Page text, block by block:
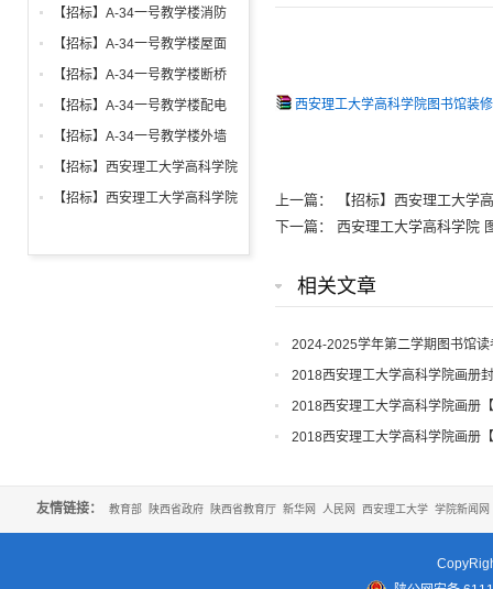
西安理工大学高科学院图书馆装
上一篇：
【招标】西安理工大学
下一篇： 西安理工大学高科学院
相关文章
2024-2025学年第二学期图书馆读
2018西安理工大学高科学院画册
2018西安理工大学高科学院画册
2018西安理工大学高科学院画册
公告
【招标】A-34一号教学楼消防
给水、电气、通风系统与防火门
调试工程招标公告
【招标】A-34一号教学楼屋面
找坡层及保温层工程招标公告
【招标】A-34一号教学楼断桥
铝合金窗深化设计、制作安装招
标公告
【招标】A-34一号教学楼配电
箱、柜采购招标文件
【招标】A-34一号教学楼外墙
保温及饰面工程招标公告
【招标】西安理工大学高科学院
2026年新生床上用品招标公告
【招标】西安理工大学高科学院
友情链接： 教育部 陕西省政府 陕西省教育厅 新华网 人民网 西安理工大学 学院新闻网